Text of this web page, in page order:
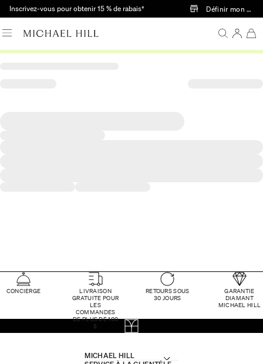
Passer au contenu principal
Inscrivez-vous pour obtenir 15 % de rabais† Définir mon
CONCIERGE
LIVRAISON
GRATUITE POUR
LES
COMMANDES
DE PLUS DE 100
$
RETOURS SOUS
30 JOURS
GARANTIE
DIAMANT
MICHAEL HILL
MICHAEL HILL